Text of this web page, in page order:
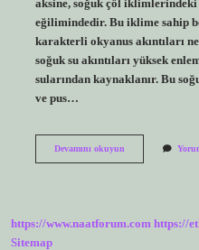
aksine, soğuk çöl
eğilimindedir. Bu iklime sahip
karakterli okyanus akıntıları
soğuk su akıntıları yüksek
sularından kaynaklanır. Bu
ve pus…
Devamını okuyunSoğuk
https://www.naatforum.com https://
Sitemap